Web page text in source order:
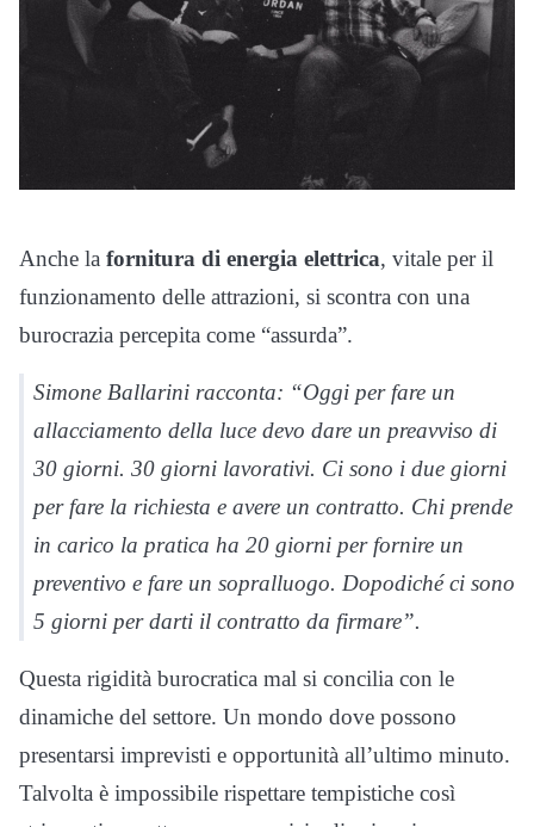
Anche la fornitura di energia elettrica, vitale per il
funzionamento delle attrazioni, si scontra con una
burocrazia percepita come “assurda”.
Simone Ballarini racconta: “Oggi per fare un
allacciamento della luce devo dare un preavviso di
30 giorni. 30 giorni lavorativi. Ci sono i due giorni
per fare la richiesta e avere un contratto. Chi prende
in carico la pratica ha 20 giorni per fornire un
preventivo e fare un sopralluogo. Dopodiché ci sono
5 giorni per darti il contratto da firmare”.
Questa rigidità burocratica mal si concilia con le
dinamiche del settore. Un mondo dove possono
presentarsi imprevisti e opportunità all’ultimo minuto.
Talvolta è impossibile rispettare tempistiche così